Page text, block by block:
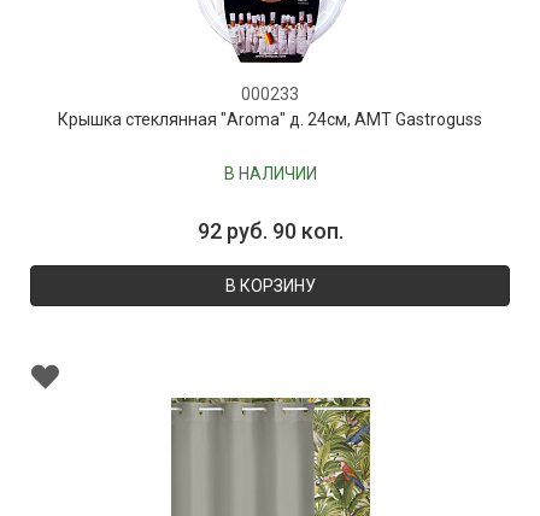
000233
Крышка стеклянная "Aroma" д. 24см, AMT Gastroguss
В НАЛИЧИИ
92 руб. 90 коп.
В КОРЗИНУ